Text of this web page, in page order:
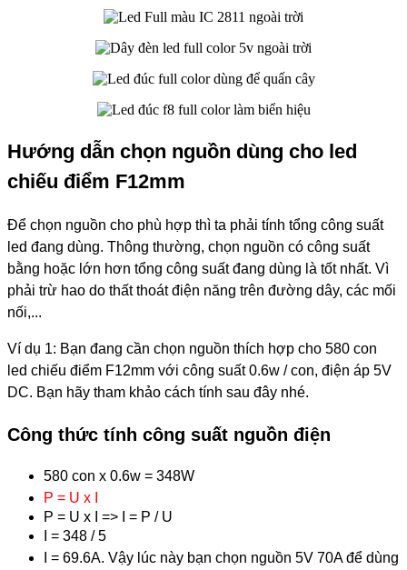
Hướng dẫn chọn nguồn dùng cho led
chiếu điểm F12mm
Để chọn nguồn cho phù hợp thì ta phải tính tổng công suất
led đang dùng. Thông thường, chọn nguồn có công suất
bằng hoặc lớn hơn tổng công suất đang dùng là tốt nhất. Vì
phải trừ hao do thất thoát điện năng trên đường dây, các mối
nối,...
Ví dụ 1: Bạn đang cần chọn nguồn thích hợp cho 580 con
led chiếu điểm F12mm với công suất 0.6w / con, điện áp 5V
DC. Bạn hãy tham khảo cách tính sau đây nhé.
Công thức tính công suất nguồn điện
580 con x 0.6w = 348W
P = U x I
P = U x I => I = P / U
I = 348 / 5
I = 69.6A. Vậy lúc này bạn chọn nguồn 5V 70A để dùng